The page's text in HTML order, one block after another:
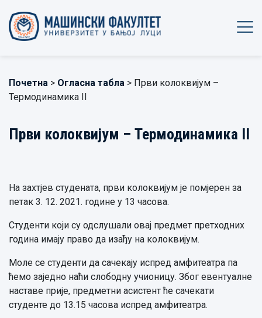
Почетна > Огласна табла > Први колоквијум –
Термодинамика II
Први колоквијум – Термодинамика II
На захтјев студената, први колоквијум је помјерен за
петак 3. 12. 2021. године у 13 часова.
Студенти који су одслушали овај предмет претходних
година имају право да изађу на колоквијум.
Моле се студенти да сачекају испред амфитеатра па
ћемо заједно наћи слободну учионицу. Због евентуалне
наставе прије, предметни асистент ће сачекати
студенте до 13.15 часова испред амфитеатра.